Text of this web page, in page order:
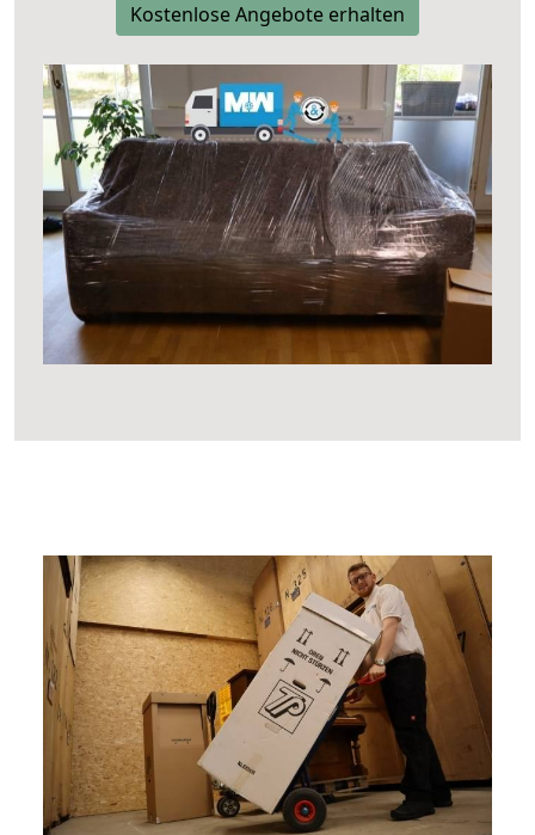
Kostenlose Angebote erhalten